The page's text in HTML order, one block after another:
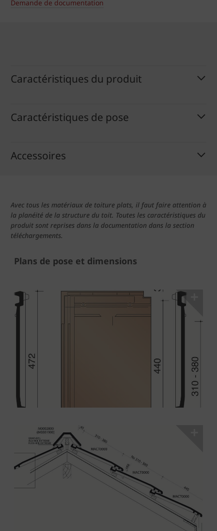
Demande de documentation
Caractéristiques du produit
Caractéristiques de pose
Accessoires
Avec tous les matériaux de toiture plats, il faut faire attention à
la planéité de la structure du toit. Toutes les caractéristiques du
produit sont reprises dans la documentation dans la section
téléchargements.
Plans de pose et dimensions